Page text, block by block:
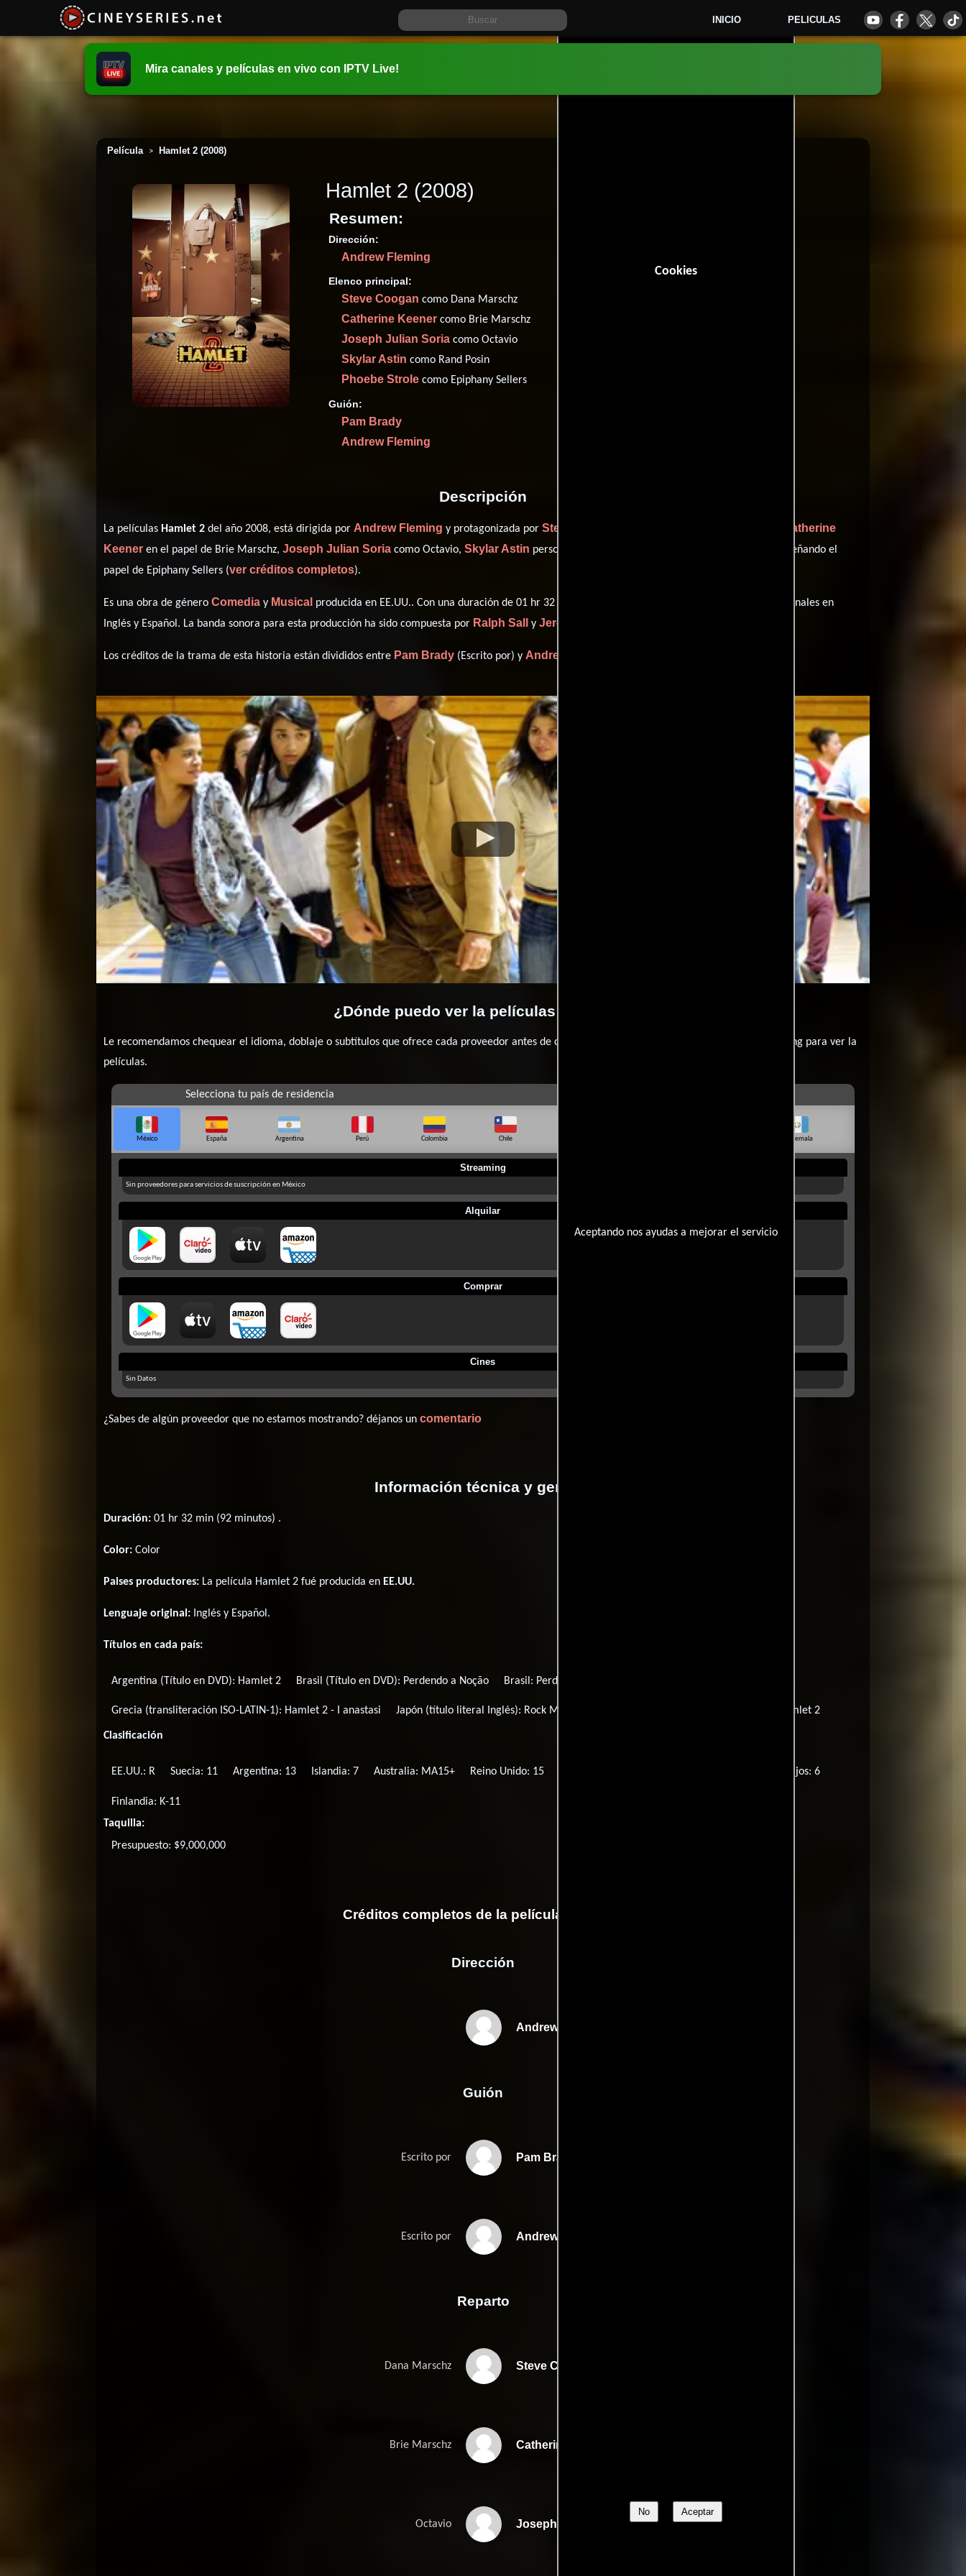
INICIO PELICULAS
Cookies
Aceptando nos ayudas a mejorar el servicio
No Aceptar
Mira canales y películas en vivo con IPTV Live!
Película > Hamlet 2 (2008)
Hamlet 2 (2008)
Resumen:
Dirección:
Andrew Fleming
Elenco principal:
Steve Coogan como Dana Marschz
Catherine Keener como Brie Marschz
Joseph Julian Soria como Octavio
Skylar Astin como Rand Posin
Phoebe Strole como Epiphany Sellers
Guión:
Pam Brady
Andrew Fleming
01 hr 32 min (92 minutos).
Descripción
La películas Hamlet 2 del año 2008, está dirigida porAndrew Fleming y protagonizada porSteve Coogan
Catherine
Keener en el papel de Brie Marschz,Joseph Julian Soria como Octavio,Skylar Astin personificando a Rand Posin y
desempeñando el
papel de Epiphany Sellers (ver créditos completos).
Es una obra de géneroComedia y Musical producida en EE.UU.. Con una duración de 01 hr 32 min (92 minutos), esta película tiene diálogos originales en
Inglés y Español . La banda sonora para esta producción ha sido compuesta por Ralph Sall yJeremy Sweet
Los créditos de la trama de esta historia están divididos entre Pam Brady (Escrito por) yAndrew Fleming
¿Dónde puedo ver la películas Hamlet 2?
Le recomendamos chequear el idioma, doblaje o subtítulos que ofrece cada proveedor antes de comprar, alquilar o contratar un servicio de streming para ver la
películas.
Selecciona tu país de residencia
México España Argentina Perú Colombia Chile Guatemala
Streaming
Sin proveedores para servicios de suscripción en México
Alquilar
Comprar
Cines
Sin Datos
¿Sabes de algún proveedor que no estamos mostrando? déjanos uncomentario
Información técnica y general
Duración: 01 hr 32 min (92 minutos) .
Color: Color
Paises productores: La película Hamlet 2 fué producida en EE.UU.
Lenguaje original: Inglés y Español .
Títulos en cada país:
Argentina (Título en DVD): Hamlet 2 Brasil (Título en DVD): Perdendo a Noção Brasil: Perdendo a Noção
Grecia (transliteración ISO-LATIN-1): Hamlet 2 - I anastasi Japón (título literal Inglés): Rock Me Hamlet Hamlet 2
Clasificación
EE.UU.: R Suecia: 11 Argentina: 13 Islandia: 7 Australia: MA15+ Reino Unido: 15 Países Bajos: 6
Finlandia: K-11
Taquilla:
Presupuesto: $9,000,000
Créditos completos de la película Hamlet 2
Dirección
Andrew Fleming
Guión
Escrito por Pam Bradys
Escrito por Andrew Flemings
Reparto
Dana Marschz Steve Coogan
Brie Marschz Catherine Keener
Octavio Joseph Julian Soria